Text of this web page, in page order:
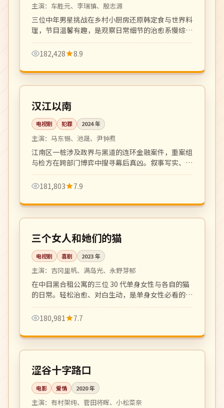
主演： 车胜元、李瑞镇、殷志源
三位中年男星挑战在乡村小厨房还原韩定食与世界料
理，节目温馨有趣，是观察日常细节的治愈系慢综
艺。
182,428
8.9
韩国
热播 更新至 8 集
汉江以南
电视剧 犯罪 2024年
主演： 马东锡、池晟、尹钟焄
江南区一桩涉及政界与黑道的连环金融案件，重案组
与检方在跨部门博弈中搜寻幕后真凶。叙事写实、节
奏紧凑。
181,803
7.9
日本
完结 全 10 集
三个女人和她们的猫
电视剧 喜剧 2023年
主演： 吉冈里帆、满岛光、永野芽郁
在中目黑合租公寓的三位 30 代单身女性与各自的猫
的日常。轻松治愈、对白生动，是单身女性必看的都
市生活喜剧。
180,981
7.7
日本
高分 102 分钟
涩谷十字路口
电影 爱情 2020年
主演： 有村架纯、菅田将晖、小松菜奈